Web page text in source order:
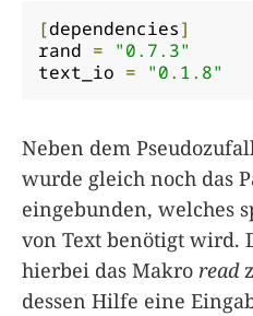
[dependencies]
rand = "0.7.3"
text_io = "0.1.8"
Neben dem
wurde gleich noch das
eingebunden, welches
von Text benötigt wird.
hierbei das Makro read
dessen Hilfe eine